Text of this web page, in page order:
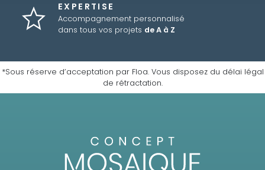
EXPERTISE
Accompagnement personnalisé
dans tous vos projets de A à Z
*Sous réserve d’acceptation par Floa. Vous disposez du délai légal
de rétractation.